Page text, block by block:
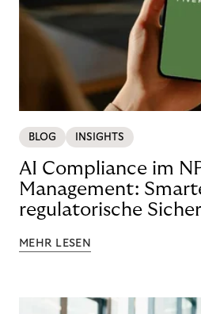
BLOG INSIGHTS
AI Compliance im
Management:
regulatorische
MEHR LESEN